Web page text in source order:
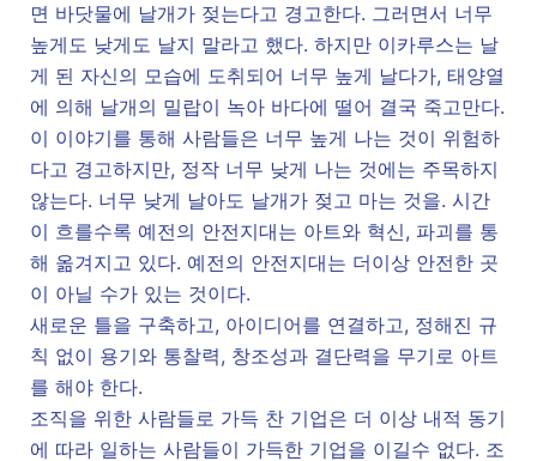
면 바닷물에 날개가 젖는다고 경고한다. 그러면서 너무
높게도 낮게도 날지 말라고 했다. 하지만 이카루스는 날
게 된 자신의 모습에 도취되어 너무 높게 날다가, 태양열
에 의해 날개의 밀랍이 녹아 바다에 떨어 결국 죽고만다.
이 이야기를 통해 사람들은 너무 높게 나는 것이 위험하
다고 경고하지만, 정작 너무 낮게 나는 것에는 주목하지
않는다. 너무 낮게 날아도 날개가 젖고 마는 것을. 시간
이 흐를수록 예전의 안전지대는 아트와 혁신, 파괴를 통
해 옮겨지고 있다. 예전의 안전지대는 더이상 안전한 곳
이 아닐 수가 있는 것이다.
새로운 틀을 구축하고, 아이디어를 연결하고, 정해진 규
칙 없이 용기와 통찰력, 창조성과 결단력을 무기로 아트
를 해야 한다.
조직을 위한 사람들로 가득 찬 기업은 더 이상 내적 동기
에 따라 일하는 사람들이 가득한 기업을 이길수 없다. 조